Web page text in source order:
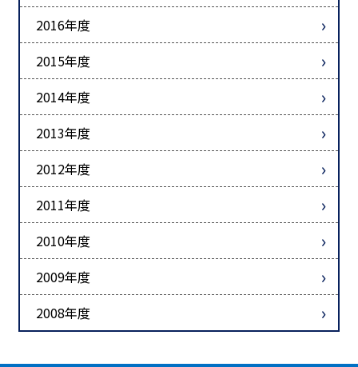
2016年度
2015年度
2014年度
2013年度
2012年度
2011年度
2010年度
2009年度
2008年度